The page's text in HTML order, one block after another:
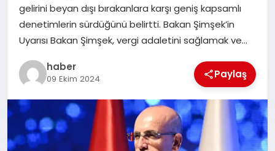
gelirini beyan dışı bırakanlara karşı geniş kapsamlı
denetimlerin sürdüğünü belirtti. Bakan Şimşek’in
Uyarısı Bakan Şimşek, vergi adaletini sağlamak ve…
haber
09 Ekim 2024 Paylaş